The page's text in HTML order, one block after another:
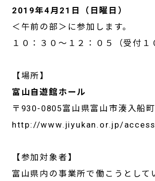
2019年4月21日（日曜日）
＜午前の部＞に参加します。
１０：３０～１２：０５（受付１
【場所】
富山自遊館ホール
〒930-0805富山県富山市湊入船
http://www.jiyukan.or.jp/
【参加対象者】
富山県内の事業所で働こうとして